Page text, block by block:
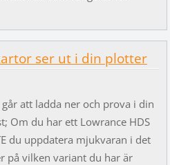
ser ut i din plotter
att ladda ner och prova i din
Om du har ett Lowrance HDS
du uppdatera mjukvaran i det
på vilken variant du har är